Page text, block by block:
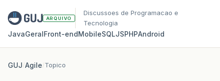
ARQUIVO
Discussoes de Programacao e
Tecnologia
JavaGeralFront‑endMobileSQLJSPHPAndroid
GUJ/Agile/Topico